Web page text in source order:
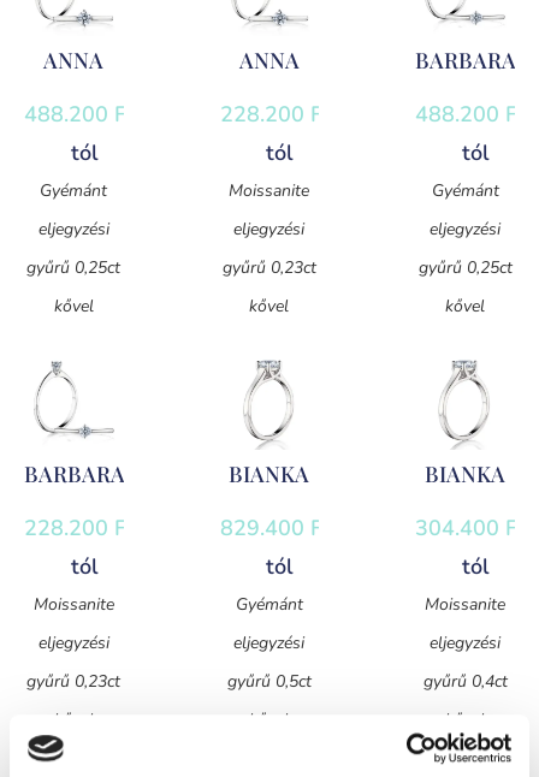
ANNA
488.200 Ft
tól
Gyémánt
eljegyzési
gyűrű 0,25ct
kővel
ANNA
228.200 Ft
tól
Moissanite
eljegyzési
gyűrű 0,23ct
kővel
BARBARA
488.200 Ft
tól
Gyémánt
eljegyzési
gyűrű 0,25ct
kővel
BARBARA
228.200 Ft
tól
Moissanite
eljegyzési
gyűrű 0,23ct
kővel
BIANKA
829.400 Ft
tól
Gyémánt
eljegyzési
gyűrű 0,5ct
kővel
BIANKA
304.400 Ft
tól
Moissanite
eljegyzési
gyűrű 0,4ct
kővel